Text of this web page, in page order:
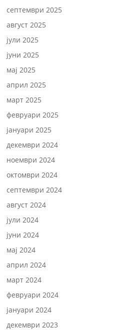
септември 2025
август 2025
јули 2025
јуни 2025
мај 2025
април 2025
март 2025
февруари 2025
јануари 2025
декември 2024
ноември 2024
октомври 2024
септември 2024
август 2024
јули 2024
јуни 2024
мај 2024
април 2024
март 2024
февруари 2024
јануари 2024
декември 2023